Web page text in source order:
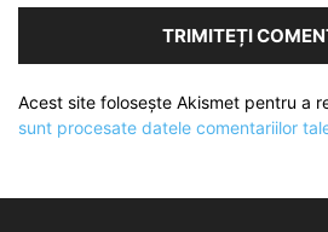
Acest site folosește Akismet pentru a
sunt procesate datele comentariilor